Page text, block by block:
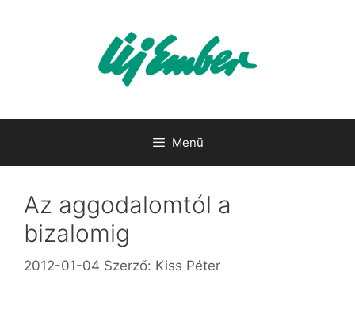
Menü
Az aggodalomtól a
bizalomig
2012-01-04 Szerző: Kiss Péter